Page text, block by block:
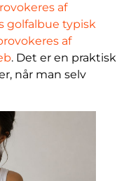
af
golfalbue typisk
af
. Det er en praktisk
når man selv